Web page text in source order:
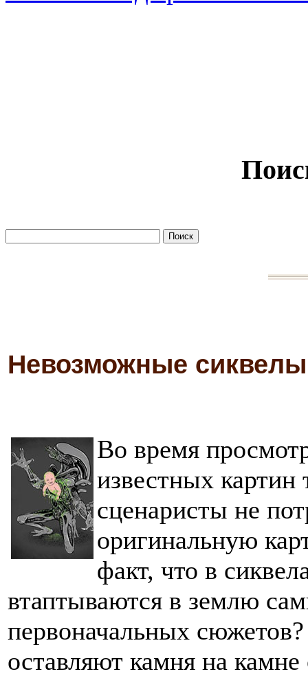
Невозможные сиквелы
Во время
известных картин
сценаристы не
оригинальную
факт, что в
втаптываются в землю
первоначальных
оставляют камня на